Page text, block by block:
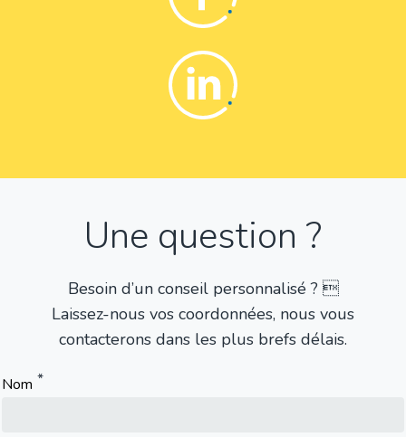
Linkedin
Une question ?
Besoin d’un conseil personnalisé ? 
Laissez-nous vos coordonnées, nous vous
contacterons dans les plus brefs délais.
Nom